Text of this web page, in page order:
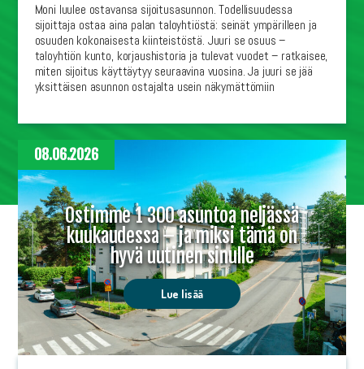
Moni luulee ostavansa sijoitusasunnon. Todellisuudessa
sijoittaja ostaa aina palan taloyhtiöstä: seinät ympärilleen ja
osuuden kokonaisesta kiinteistöstä. Juuri se osuus –
taloyhtiön kunto, korjaushistoria ja tulevat vuodet – ratkaisee,
miten sijoitus käyttäytyy seuraavina vuosina. Ja juuri se jää
yksittäisen asunnon ostajalta usein näkymättömiin
Ostimme 1 300 asuntoa neljässä
kuukaudessa – ja miksi tämä on
hyvä uutinen sinulle
Lue lisää
08.06.2026